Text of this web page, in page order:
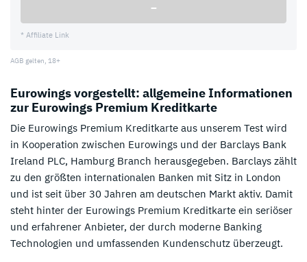
–
* Affiliate Link
AGB gelten, 18+
Eurowings vorgestellt: allgemeine Informationen
zur Eurowings Premium Kreditkarte
Die Eurowings Premium Kreditkarte aus unserem Test wird
in Kooperation zwischen Eurowings und der Barclays Bank
Ireland PLC, Hamburg Branch herausgegeben. Barclays zählt
zu den größten internationalen Banken mit Sitz in London
und ist seit über 30 Jahren am deutschen Markt aktiv. Damit
steht hinter der Eurowings Premium Kreditkarte ein seriöser
und erfahrener Anbieter, der durch moderne Banking
Technologien und umfassenden Kundenschutz überzeugt.